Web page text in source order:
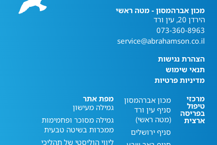
מכון אברהמסון - מטה ראשי
הירדן 20, עין ורד
073-360-8963
service@abrahamson.co.il
הצהרת נגישות
תנאי שימוש
מדיניות פרטיות
מרכזי
טיפול
בפריסה
ארצית
מכון אברהמסון
סניף עין ורד
(מטה ראשי)
סניף ירושלים
מפת אתר
גמילה מעישון
גמילה מסוכר ופחמימות
ממכרות בשיטה טבעית
ליווי הוליסטי של תהליכי